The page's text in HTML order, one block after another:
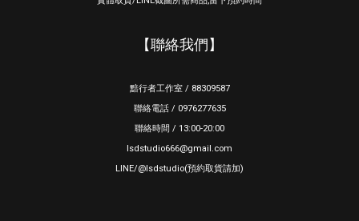
【聯絡我們】
黯行者工作室 / 88309587
聯絡電話 / 0976277635
聯絡時間 / 13:00-20:00
lsdstudio666@gmail.com
LINE/@lsdstudio(預約取貨請加)